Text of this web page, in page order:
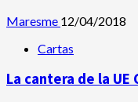
Maresme 12/04/2018
Cartas
La cantera de la UE